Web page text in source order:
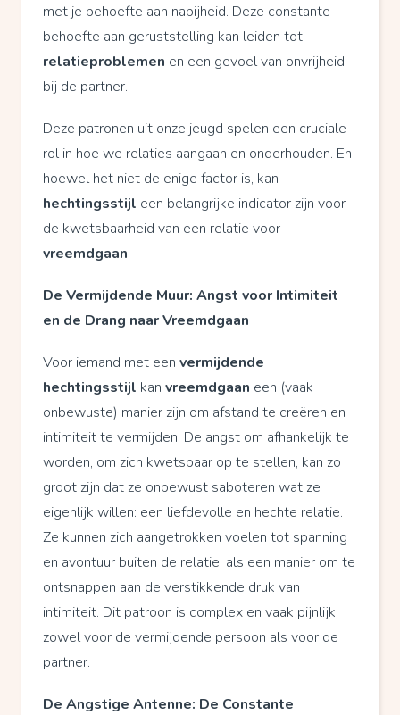
met je behoefte aan nabijheid. Deze constante
behoefte aan geruststelling kan leiden tot
relatieproblemen en een gevoel van onvrijheid
bij de partner.
Deze patronen uit onze jeugd spelen een cruciale
rol in hoe we relaties aangaan en onderhouden. En
hoewel het niet de enige factor is, kan
hechtingsstijl een belangrijke indicator zijn voor
de kwetsbaarheid van een relatie voor
vreemdgaan.
De Vermijdende Muur: Angst voor Intimiteit
en de Drang naar Vreemdgaan
Voor iemand met een vermijdende
hechtingsstijl kan vreemdgaan een (vaak
onbewuste) manier zijn om afstand te creëren en
intimiteit te vermijden. De angst om afhankelijk te
worden, om zich kwetsbaar op te stellen, kan zo
groot zijn dat ze onbewust saboteren wat ze
eigenlijk willen: een liefdevolle en hechte relatie.
Ze kunnen zich aangetrokken voelen tot spanning
en avontuur buiten de relatie, als een manier om te
ontsnappen aan de verstikkende druk van
intimiteit. Dit patroon is complex en vaak pijnlijk,
zowel voor de vermijdende persoon als voor de
partner.
De Angstige Antenne: De Constante